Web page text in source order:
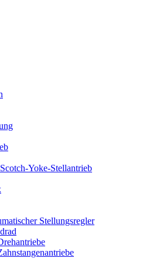
Yoke-Stellantrieb
Stellungsregler